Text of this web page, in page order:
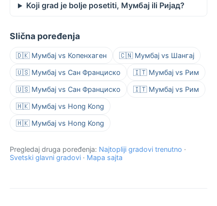
Koji grad je bolje posetiti, Мумбај ili Ријад?
Slična poređenja
🇩🇰 Мумбај vs Копенхаген 🇨🇳 Мумбај vs Шангај
🇺🇸 Мумбај vs Сан Франциско 🇮🇹 Мумбај vs Рим
🇺🇸 Мумбај vs Сан Франциско 🇮🇹 Мумбај vs Рим
🇭🇰 Мумбај vs Hong Kong
🇭🇰 Мумбај vs Hong Kong
Pregledaj druga poređenja: Najtopliji gradovi trenutno ·
Svetski glavni gradovi · Mapa sajta